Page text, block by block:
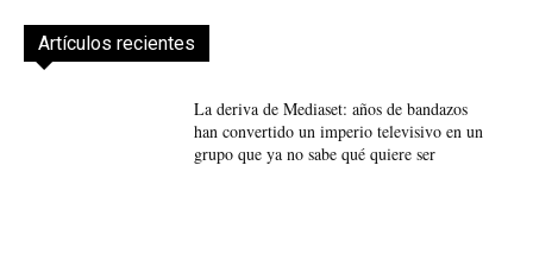
Artículos recientes
La deriva de Mediaset: años de bandazos
han convertido un imperio televisivo en un
grupo que ya no sabe qué quiere ser